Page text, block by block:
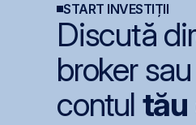
START INVESTIȚII
Discută
broker
contul tău